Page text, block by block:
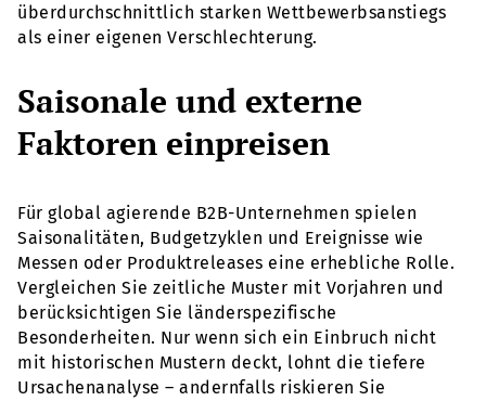
überdurchschnittlich starken Wettbewerbsanstiegs
als einer eigenen Verschlechterung.
Saisonale und externe
Faktoren einpreisen
Für global agierende B2B-Unternehmen spielen
Saisonalitäten, Budgetzyklen und Ereignisse wie
Messen oder Produktreleases eine erhebliche Rolle.
Vergleichen Sie zeitliche Muster mit Vorjahren und
berücksichtigen Sie länderspezifische
Besonderheiten. Nur wenn sich ein Einbruch nicht
mit historischen Mustern deckt, lohnt die tiefere
Ursachenanalyse – andernfalls riskieren Sie